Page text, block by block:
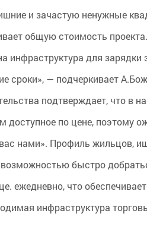
и зачастую ненужные
общую стоимость
инфраструктура для
сроки», — подчеркивает
подтверждает, что в
доступное по цене, поэтому
нами». Профиль жильцов,
быстро
ежедневно, что
инфраструктура